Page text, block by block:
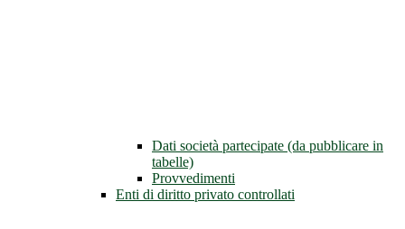
Dati società partecipate (da pubblicare in
tabelle)
Provvedimenti
Enti di diritto privato controllati